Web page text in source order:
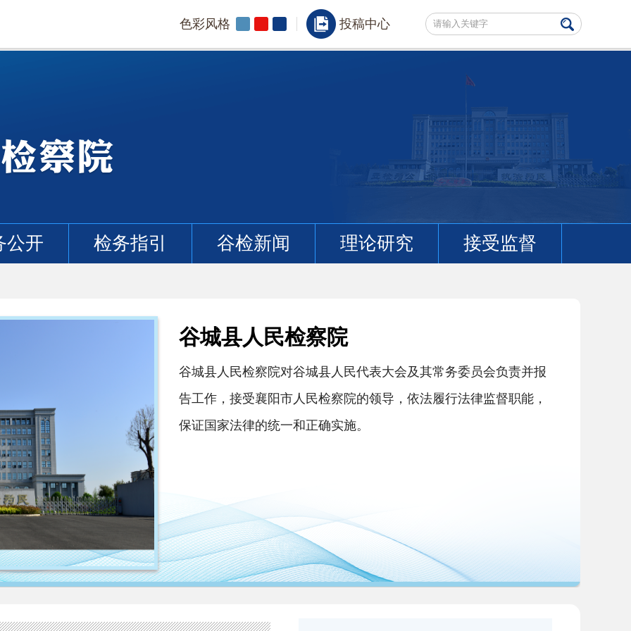
色彩风格 投稿中心
公开 检务指引 谷检新闻 理论研究 接受监督
谷城县人民检察院
谷城县人民检察院对谷城县人民代表大会及其常务委员会负责并报
告工作，接受襄阳市人民检察院的领导，依法履行法律监督职能，
保证国家法律的统一和正确实施。